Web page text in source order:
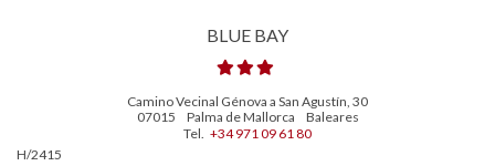
BLUE BAY
Camino Vecinal Génova a San Agustín, 30
07015
Palma de Mallorca
Baleares
Tel. +34 971 09 61 80
H/2415